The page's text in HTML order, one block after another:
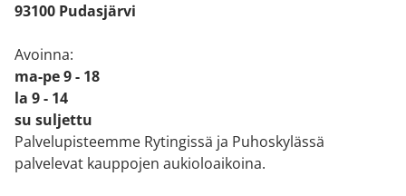
93100 Pudasjärvi
Avoinna:
ma-pe 9 - 18
la 9 - 14
su suljettu
Palvelupisteemme Rytingissä ja Puhoskylässä
palvelevat kauppojen aukioloaikoina.